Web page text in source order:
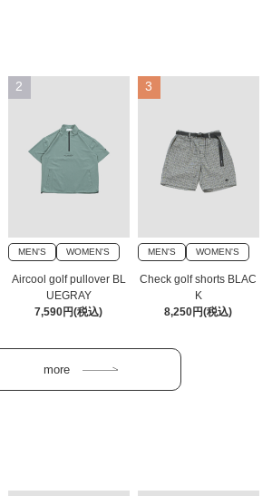
2
MEN'S WOMEN'S
Aircool golf pullover BL
UEGRAY
7,590円(税込)
3
MEN'S WOMEN'S
Check golf shorts BLAC
K
8,250円(税込)